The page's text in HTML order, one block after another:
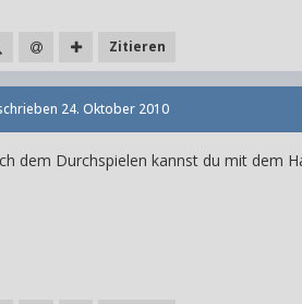
Zitieren
24. Oktober 2010
dem Durchspielen kannst du mit dem